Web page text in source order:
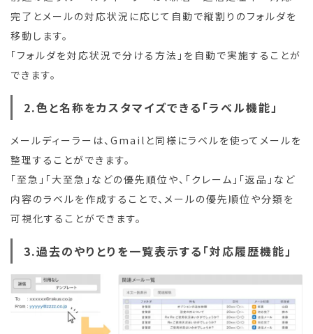
完了とメールの対応状況に応じて自動で縦割りのフォルダを
移動します。
「フォルダを対応状況で分ける方法」を自動で実施することが
できます。
2.色と名称をカスタマイズできる「ラベル機能」
メールディーラーは、Gmailと同様にラベルを使ってメールを
整理することができます。
「至急」「大至急」などの優先順位や、「クレーム」「返品」など
内容のラベルを作成することで、メールの優先順位や分類を
可視化することができます。
3.過去のやりとりを一覧表示する「対応履歴機能」